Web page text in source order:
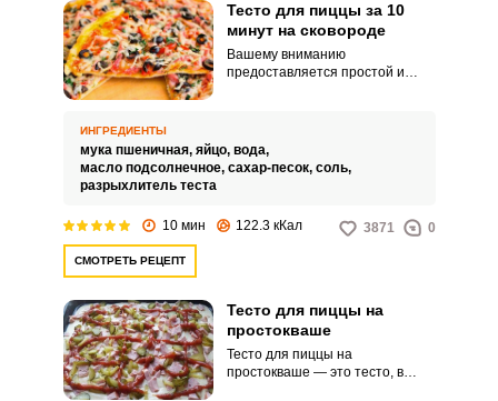
Тесто для пиццы за 10
минут на сковороде
Вашему вниманию
предоставляется простой и
вкусное блюдо из продуктов,
которые всегда есть в
холодильнике у каждой хозяйки.
ИНГРЕДИЕНТЫ
мука пшеничная, яйцо, вода,
масло подсолнечное, сахар-песок, соль,
разрыхлитель теста
10 мин 122.3 кКал 3871 0
СМОТРЕТЬ РЕЦЕПТ
Тесто для пиццы на
простокваше
Тесто для пиццы на
простокваше — это тесто, в